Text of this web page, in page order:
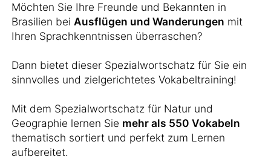
Möchten Sie Ihre Freunde und Bekannten in
Brasilien bei Ausflügen und Wanderungen mit
Ihren Sprachkenntnissen überraschen?
Dann bietet dieser Spezialwortschatz für Sie ein
sinnvolles und zielgerichtetes Vokabeltraining!
Mit dem Spezialwortschatz für Natur und
Geographie lernen Sie mehr als 550 Vokabeln
thematisch sortiert und perfekt zum Lernen
aufbereitet.